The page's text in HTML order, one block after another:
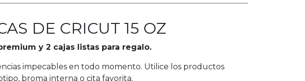
DE CRICUT 15 OZ
y 2 cajas listas para regalo.
impecables en todo momento. Utilice los productos
broma interna o cita favorita.